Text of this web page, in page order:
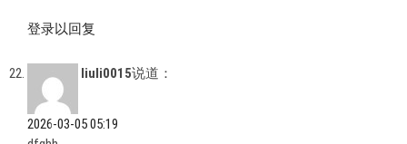
登录以回复
liuli0015说道：
2026-03-05 05:19